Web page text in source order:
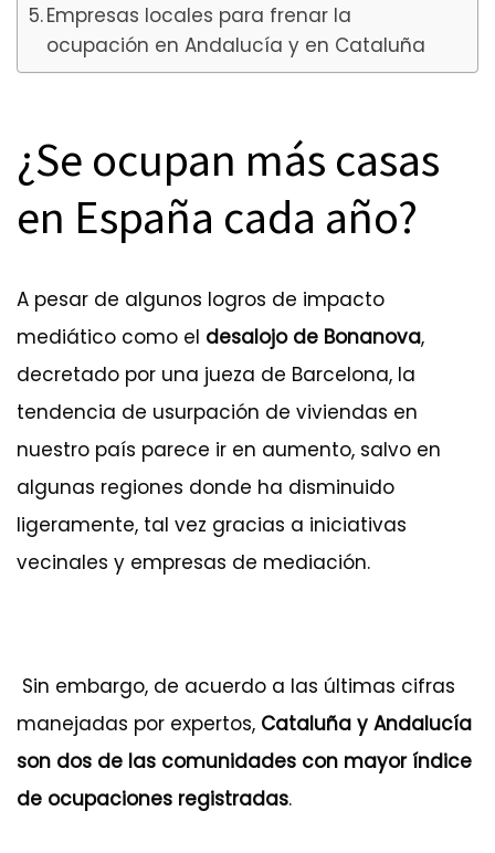
Empresas locales para frenar la
ocupación en Andalucía y en Cataluña
¿Se ocupan más casas
en España cada año?
A pesar de algunos logros de impacto
mediático como el desalojo de Bonanova,
decretado por una jueza de Barcelona, la
tendencia de usurpación de viviendas en
nuestro país parece ir en aumento, salvo en
algunas regiones donde ha disminuido
ligeramente, tal vez gracias a iniciativas
vecinales y empresas de mediación.
Sin embargo, de acuerdo a las últimas cifras
manejadas por expertos, Cataluña y Andalucía
son dos de las comunidades con mayor índice
de ocupaciones registradas.